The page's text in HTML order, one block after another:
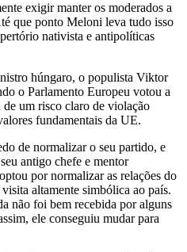
exigir manter os moderados a
que ponto Meloni leva tudo isso
nativista e antipolíticas
húngaro, o populista Viktor
o Parlamento Europeu votou a
um risco claro de violação
fundamentais da UE.
de normalizar o seu partido, e
antigo chefe e mentor
por normalizar as relações do
altamente simbólica ao país.
não foi bem recebida por alguns
ele conseguiu mudar para